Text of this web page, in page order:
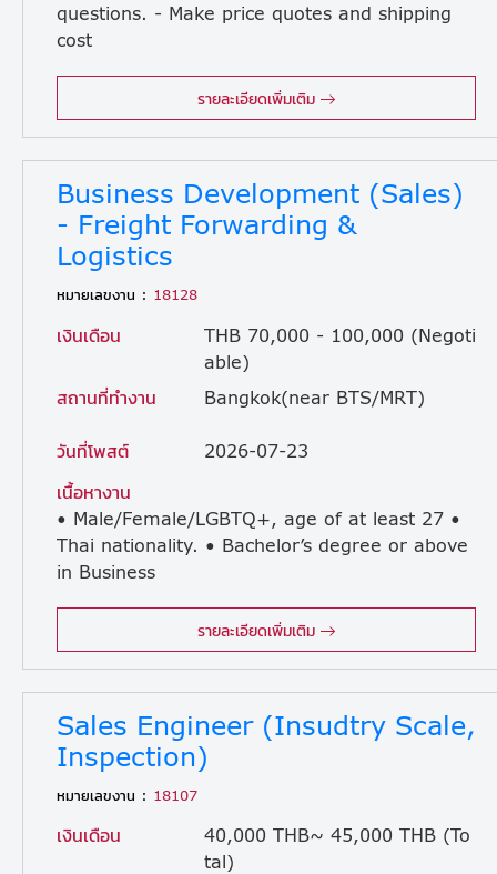
questions. - Make price quotes and shipping
cost
รายละเอียดเพิ่มเติม
Business Development (Sales)
- Freight Forwarding &
Logistics
หมายเลขงาน : 18128
เงินเดือน
THB 70,000 - 100,000 (Negoti
able)
สถานที่ทำงาน
Bangkok(near BTS/MRT)
วันที่โพสต์
2026-07-23
เนื้อหางาน
• Male/Female/LGBTQ+, age of at least 27 •
Thai nationality. • Bachelor’s degree or above
in Business
รายละเอียดเพิ่มเติม
Sales Engineer (Insudtry Scale,
Inspection)
หมายเลขงาน : 18107
เงินเดือน
40,000 THB~ 45,000 THB (To
tal)